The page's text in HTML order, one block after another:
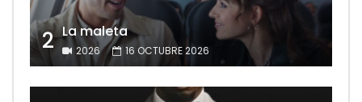
2 La maleta
2026 16 OCTUBRE 2026